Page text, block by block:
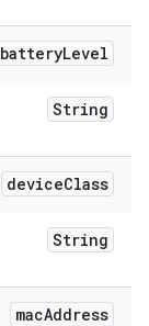
batteryLevel
String
deviceClass
String
macAddress